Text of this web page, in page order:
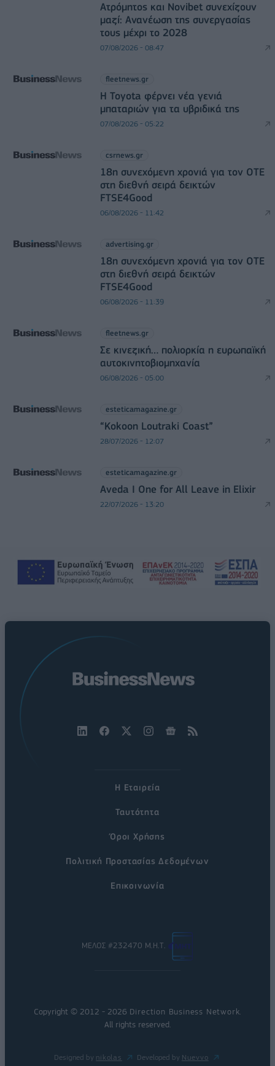
Ατρόμητος και Novibet συνεχίζουν
μαζί: Ανανέωση της συνεργασίας
τους μέχρι το 2028
07/08/2026 - 08:47
fleetnews.gr
Η Toyota φέρνει νέα γενιά
μπαταριών για τα υβριδικά της
07/08/2026 - 05:22
csrnews.gr
18η συνεχόμενη χρονιά για τον ΟΤΕ
στη διεθνή σειρά δεικτών
FTSE4Good
06/08/2026 - 11:42
advertising.gr
18η συνεχόμενη χρονιά για τον ΟΤΕ
στη διεθνή σειρά δεικτών
FTSE4Good
06/08/2026 - 11:39
fleetnews.gr
Σε κινεζική… πολιορκία η ευρωπαϊκή
αυτοκινητοβιομηχανία
06/08/2026 - 05:00
esteticamagazine.gr
“Kokoon Loutraki Coast”
28/07/2026 - 12:07
esteticamagazine.gr
Aveda I One for All Leave in Elixir
22/07/2026 - 13:20
Η Εταιρεία
Ταυτότητα
Όροι Χρήσης
Πολιτική Προστασίας Δεδομένων
Επικοινωνία
ΜΕΛΟΣ #232470 Μ.Η.Τ.
Copyright © 2012 - 2026 Direction Business Network.
All rights reserved.
Designed by nikolas Developed by Nuevvo